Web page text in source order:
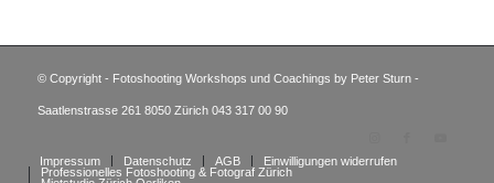
© Copyright - Fotoshooting Workshops und Coachings by Peter Sturn -
Saatlenstrasse 261 8050 Zürich 043 317 00 90
Impressum Datenschutz AGB
Einwilligungen widerrufen
Professionelles Fotoshooting & Fotograf Zürich